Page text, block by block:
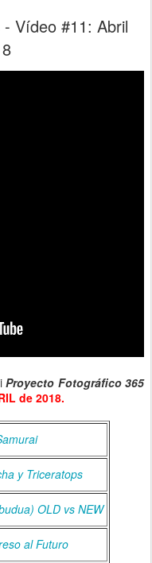
Vídeo #11: Abril
Proyecto Fotográfico 365
de 2018.
y Triceratops
OLD vs NEW
al Futuro